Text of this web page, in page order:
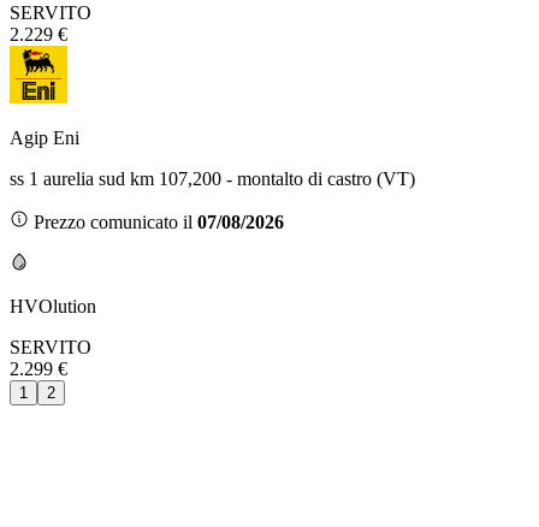
SERVITO
2.229 €
Agip Eni
ss 1 aurelia sud km 107,200 - montalto di castro (VT)
Prezzo comunicato il 07/08/2026
HVOlution
SERVITO
2.299 €
1 2